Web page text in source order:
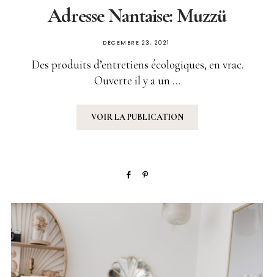
Adresse Nantaise: Muzzü
PUBLIÉ
DÉCEMBRE 23, 2021
Des produits d’entretiens écologiques, en vrac.
Ouverte il y a un …
VOIR LA PUBLICATION